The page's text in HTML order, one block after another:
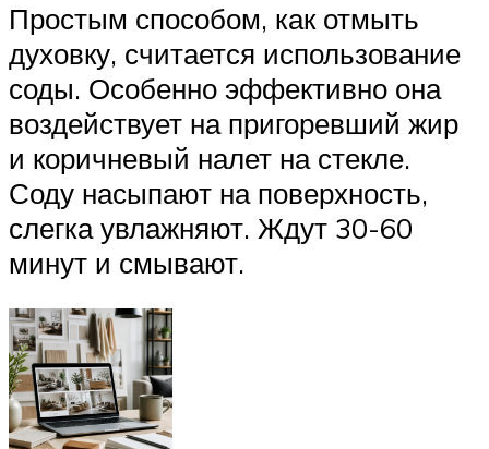
Простым способом, как отмыть
духовку, считается использование
соды. Особенно эффективно она
воздействует на пригоревший жир
и коричневый налет на стекле.
Соду насыпают на поверхность,
слегка увлажняют. Ждут 30-60
минут и смывают.